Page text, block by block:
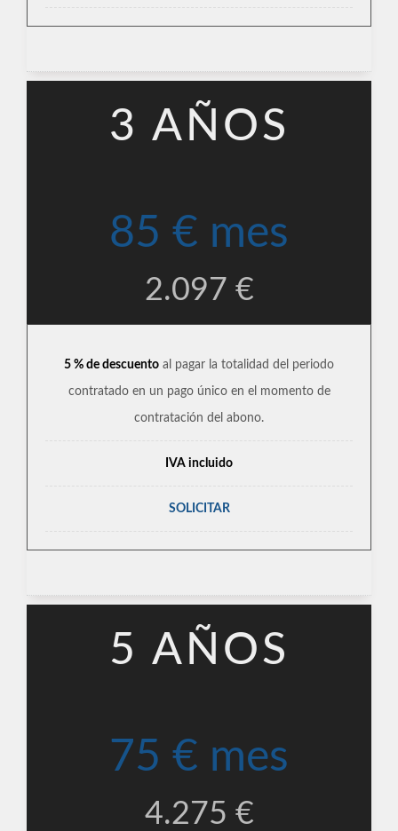
3 AÑOS
85 € mes
2.097 €
5 % de descuento al pagar la totalidad del periodo
contratado en un pago único en el momento de
contratación del abono.
IVA incluido
SOLICITAR
5 AÑOS
75 € mes
4.275 €